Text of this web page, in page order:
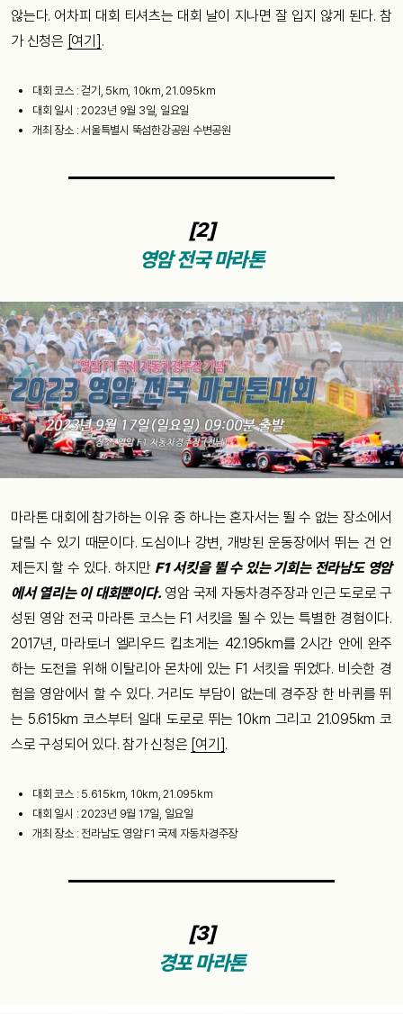
않는다. 어차피 대회 티셔츠는 대회 날이 지나면 잘 입지 않게 된다. 참
가 신청은 [여기] .
대회 코스 : 걷기, 5km, 10km, 21.095km
대회 일시 : 2023년 9월 3일, 일요일
개최 장소 : 서울특별시 뚝섬한강공원 수변공원
[2]
영암 전국 마라톤
마라톤 대회에 참가하는 이유 중 하나는 혼자서는 뛸 수 없는 장소에서
달릴 수 있기 때문이다. 도심이나 강변, 개방된 운동장에서 뛰는 건 언
제든지 할 수 있다. 하지만 F1 서킷을 뛸 수 있는 기회는 전라남도 영암
에서 열리는 이 대회뿐이다. 영암 국제 자동차경주장과 인근 도로로 구
성된 영암 전국 마라톤 코스는 F1 서킷을 뛸 수 있는 특별한 경험이다.
2017년, 마라토너 엘리우드 킵초게는 42.195km를 2시간 안에 완주
하는 도전을 위해 이탈리아 몬차에 있는 F1 서킷을 뛰었다. 비슷한 경
험을 영암에서 할 수 있다. 거리도 부담이 없는데 경주장 한 바퀴를 뛰
는 5.615km 코스부터 일대 도로로 뛰는 10km 그리고 21.095km 코
스로 구성되어 있다. 참가 신청은 [여기] .
대회 코스 : 5.615km, 10km, 21.095km
대회 일시 : 2023년 9월 17일, 일요일
개최 장소 : 전라남도 영암 F1 국제 자동차경주장
[3]
경포 마라톤